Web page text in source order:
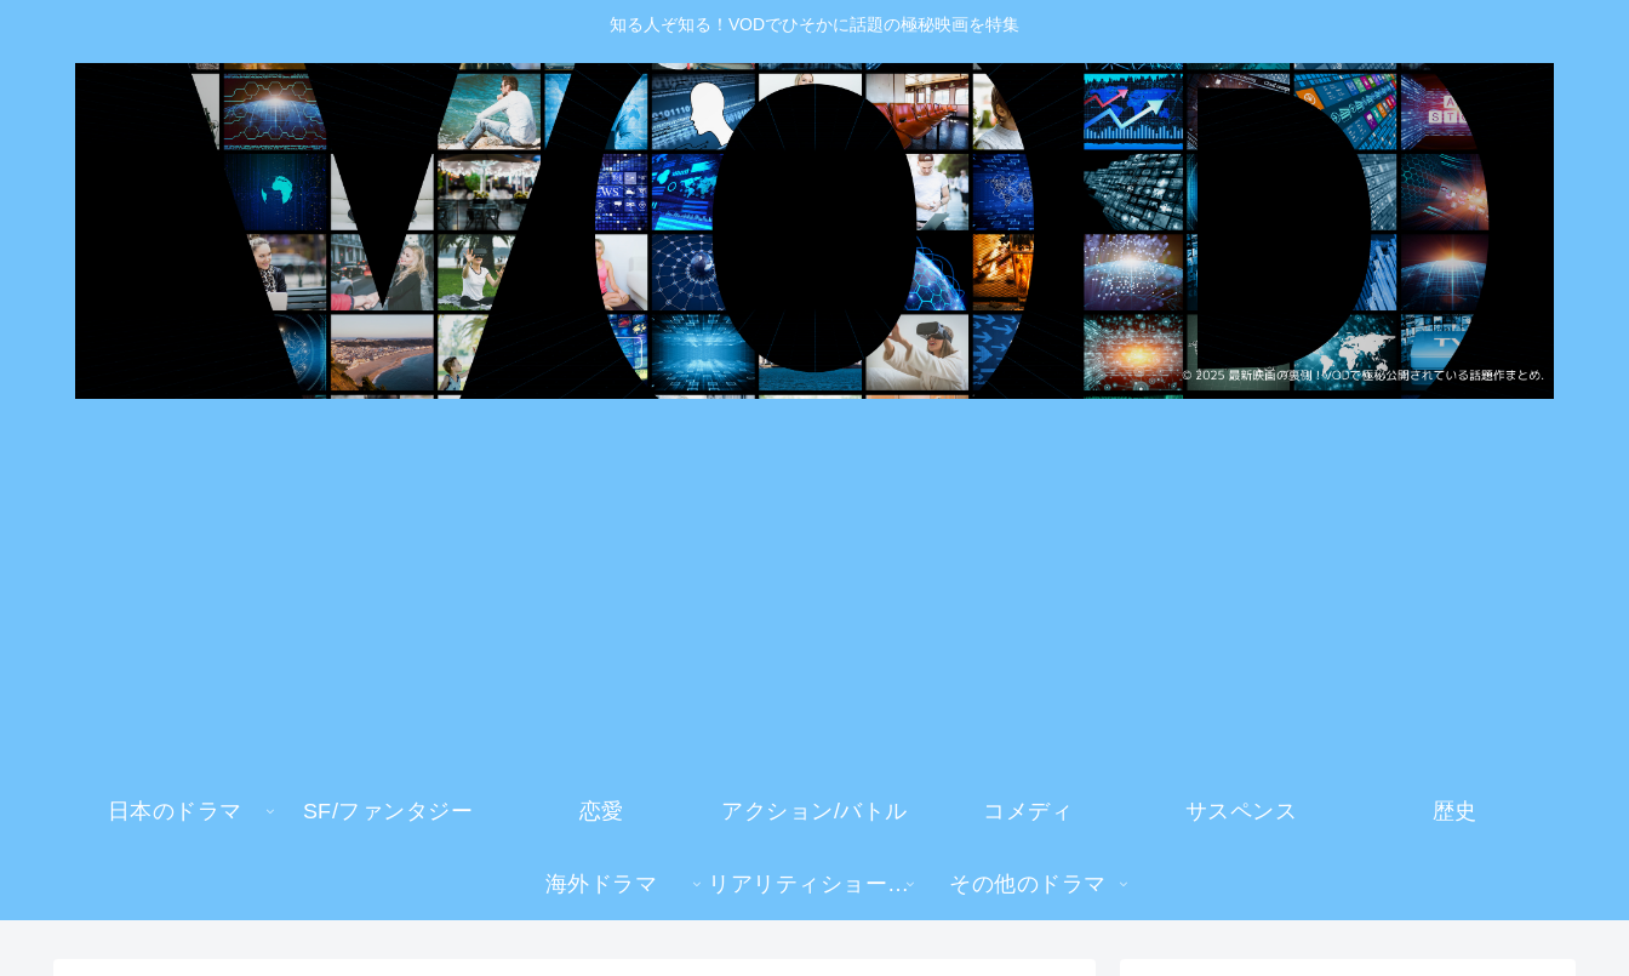
知る人ぞ知る！VODでひそかに話題の極秘映画を特集
日本のドラマ SF/ファンタジー 恋愛 アクション/バトル コメディ サスペンス 歴史
海外ドラマ リアリティショー・TV番組 その他のドラマ